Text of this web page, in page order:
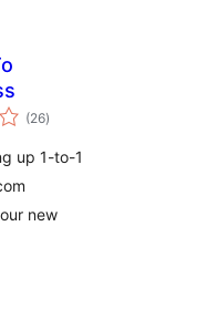
(26celkové
hodnocení
)
up 1-to-1
new